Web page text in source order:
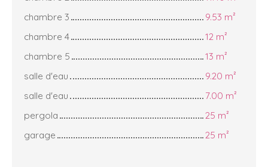
chambre 3
9.53 m²
chambre 4
12 m²
chambre 5
13 m²
salle d'eau
9.20 m²
salle d'eau
7.00 m²
pergola
25 m²
garage
25 m²